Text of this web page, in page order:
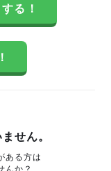
る！
せん。
ある方は
んか？